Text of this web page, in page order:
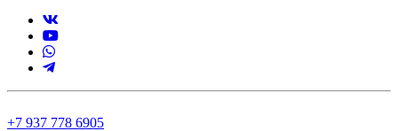
+7 937 778 6905